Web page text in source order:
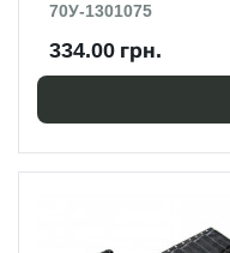
70У-1301075
334.00 грн.